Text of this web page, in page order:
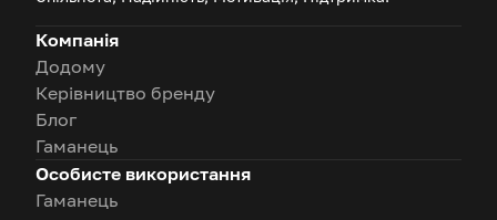
Компанія
Додому
Керівництво бренду
Блог
Гаманець
Особисте використання
Гаманець